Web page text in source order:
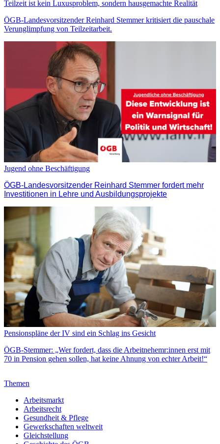
Teilzeit ist kein Luxusproblem, sondern hausgemachte Realität
ÖGB-Landesvorsitzender Reinhard Stemmer kritisiert die pauschale
Verunglimpfung von Teilzeitarbeit.
Jugend ohne Beschäftigung
ÖGB-Landesvorsitzender Reinhard Stemmer fordert mehr
Investitionen in Lehre und Ausbildungsprojekte
Pensionspläne der IV sind ein Schlag ins Gesicht
ÖGB-Stemmer: „Wer fordert, dass die Arbeitnehemr:innen erst mit
70 in Pension gehen sollen, hat keine Ahnung von echter Arbeit!“
Themen
Arbeitsmarkt
Arbeitsrecht
Gesundheit & Pflege
Gewerkschaften weltweit
Gleichstellung